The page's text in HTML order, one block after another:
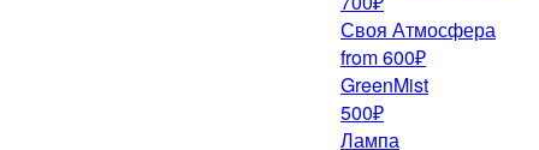
Своя Атмосфера
from 600₽
GreenMist
500₽
Лампа